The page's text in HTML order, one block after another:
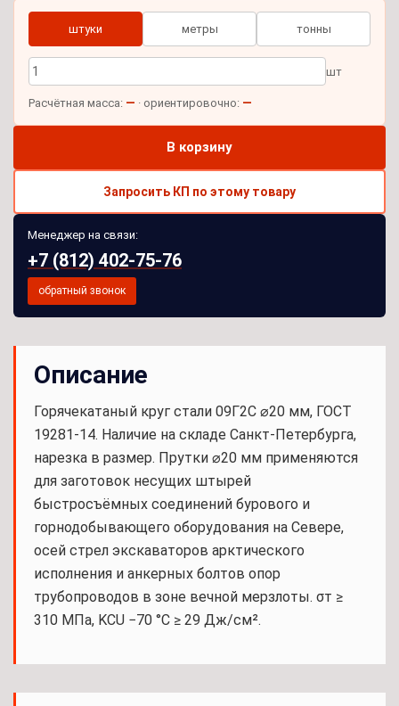
штуки метры тонны
шт
Расчётная масса: — · ориентировочно: —
В корзину
Запросить КП по этому товару
Менеджер на связи:
+7 (812) 402-75-76
обратный звонок
Описание
Горячекатаный круг стали 09Г2С ⌀20 мм, ГОСТ
19281-14. Наличие на складе Санкт-Петербурга,
нарезка в размер. Прутки ⌀20 мм применяются
для заготовок несущих штырей
быстросъёмных соединений бурового и
горнодобывающего оборудования на Севере,
осей стрел экскаваторов арктического
исполнения и анкерных болтов опор
трубопроводов в зоне вечной мерзлоты. σт ≥
310 МПа, KCU −70 °С ≥ 29 Дж/см².